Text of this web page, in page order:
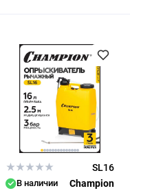
SL16
В наличии Champion